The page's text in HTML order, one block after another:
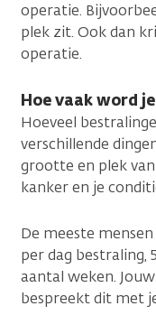
operatie.
plek zit. Ook dan
operatie.
Hoe vaak word
Hoeveel
verschillende
grootte en plek
kanker en je
De meeste
per dag bestraling,
aantal weken.
bespreekt dit met